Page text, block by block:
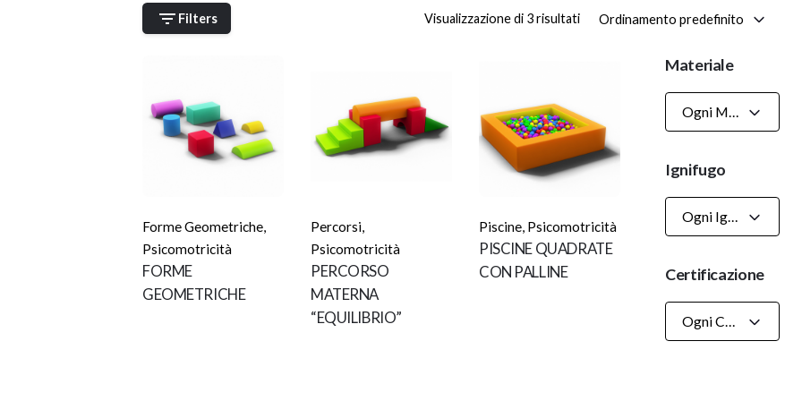
Filters Visualizzazione di 3 risultati Ordinamento predefinito
Forme Geometriche,
Psicomotricità
FORME
GEOMETRICHE
Percorsi,
Psicomotricità
PERCORSO
MATERNA
“EQUILIBRIO”
Piscine, Psicomotricità
PISCINE QUADRATE
CON PALLINE
Materiale
Ogni Materiale
Ignifugo
Ogni Ignifugo
Certificazione
Ogni Certificazioni